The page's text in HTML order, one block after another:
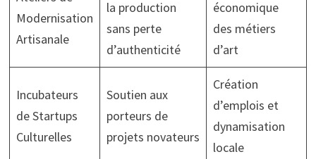
Modernisation
Artisanale
la production
sans perte
d’authenticité
économique
des métiers
d’art
Incubateurs
de Startups
Culturelles
Soutien aux
porteurs de
projets novateurs
Création
d’emplois et
dynamisation
locale